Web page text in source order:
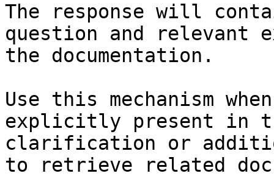
The response will
question and relevant
the documentation.
Use this mechanism
explicitly present in
clarification or